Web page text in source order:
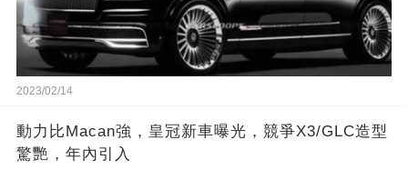
2023/02/14
動力比Macan強，皇冠新車曝光，競爭X3/GLC造型
驚艷，年內引入